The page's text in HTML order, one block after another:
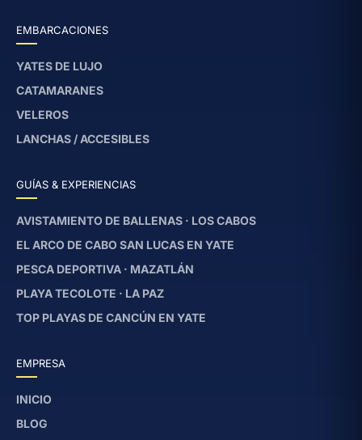
EMBARCACIONES
YATES DE LUJO
CATAMARANES
VELEROS
LANCHAS / ACCESIBLES
GUÍAS & EXPERIENCIAS
AVISTAMIENTO DE BALLENAS · LOS CABOS
EL ARCO DE CABO SAN LUCAS EN YATE
PESCA DEPORTIVA · MAZATLÁN
PLAYA TECOLOTE · LA PAZ
TOP PLAYAS DE CANCÚN EN YATE
EMPRESA
INICIO
BLOG